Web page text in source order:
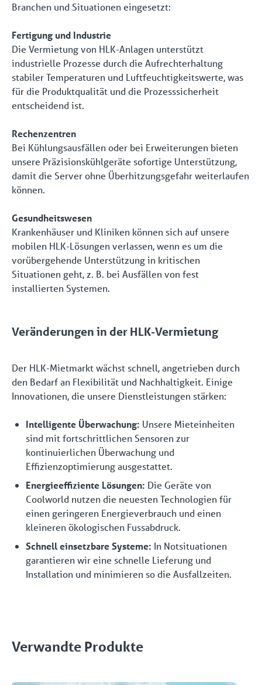
Branchen und Situationen eingesetzt:
Fertigung und Industrie
Die Vermietung von HLK-Anlagen unterstützt
industrielle Prozesse durch die Aufrechterhaltung
stabiler Temperaturen und Luftfeuchtigkeitswerte, was
für die Produktqualität und die Prozesssicherheit
entscheidend ist.
Rechenzentren
Bei Kühlungsausfällen oder bei Erweiterungen bieten
unsere Präzisionskühlgeräte sofortige Unterstützung,
damit die Server ohne Überhitzungsgefahr weiterlaufen
können.
Gesundheitswesen
Krankenhäuser und Kliniken können sich auf unsere
mobilen HLK-Lösungen verlassen, wenn es um die
vorübergehende Unterstützung in kritischen
Situationen geht, z. B. bei Ausfällen von fest
installierten Systemen.
Veränderungen in der HLK-Vermietung
Der HLK-Mietmarkt wächst schnell, angetrieben durch
den Bedarf an Flexibilität und Nachhaltigkeit. Einige
Innovationen, die unsere Dienstleistungen stärken:
Intelligente Überwachung: Unsere Mieteinheiten
sind mit fortschrittlichen Sensoren zur
kontinuierlichen Überwachung und
Effizienzoptimierung ausgestattet.
Energieeffiziente Lösungen: Die Geräte von
Coolworld nutzen die neuesten Technologien für
einen geringeren Energieverbrauch und einen
kleineren ökologischen Fussabdruck.
Schnell einsetzbare Systeme: In Notsituationen
garantieren wir eine schnelle Lieferung und
Installation und minimieren so die Ausfallzeiten.
Verwandte Produkte